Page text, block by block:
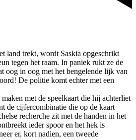
land trekt, wordt Saskia opgeschrikt
tegen het raam. In paniek rukt ze de
oog in oog met het bengelende lijk van
De politie komt echter met een
met de speelkaart die hij achterliet
de cijfercombinatie die op de kaart
recherche zit met de handen in het
ieder spoor en het hek is
er, kort nadien, een tweede